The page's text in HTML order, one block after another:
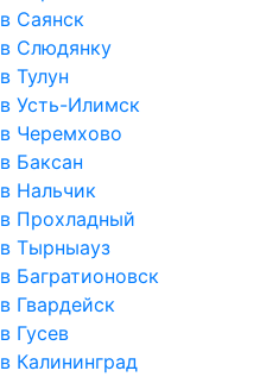
в Саянск
в Слюдянку
в Тулун
в Усть-Илимск
в Черемхово
в Баксан
в Нальчик
в Прохладный
в Тырныауз
в Багратионовск
в Гвардейск
в Гусев
в Калининград